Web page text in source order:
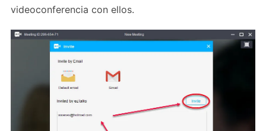
videoconferencia con ellos.